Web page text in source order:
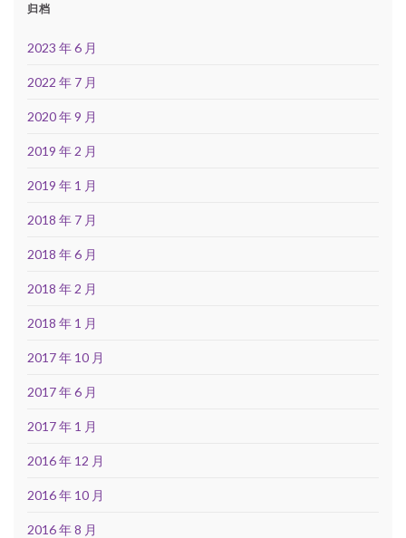
归档
2023 年 6 月
2022 年 7 月
2020 年 9 月
2019 年 2 月
2019 年 1 月
2018 年 7 月
2018 年 6 月
2018 年 2 月
2018 年 1 月
2017 年 10 月
2017 年 6 月
2017 年 1 月
2016 年 12 月
2016 年 10 月
2016 年 8 月